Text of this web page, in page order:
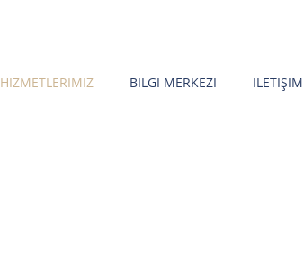
HİZMETLERİMİZ BİLGİ MERKEZİ İLETİŞİM